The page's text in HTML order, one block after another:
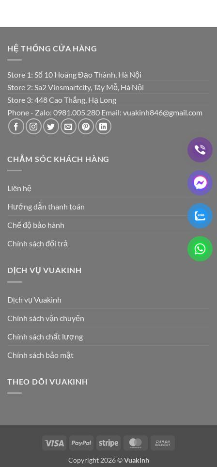
HỆ THỐNG CỬA HÀNG
Store 1: Số 10 Hoàng Đạo Thành, Hà Nội
Store 2: Sa2 Vinsmartcity, Tây Mỗ, Hà Nội
Store 3: 448 Cao Thắng, Hạ Long
Phone - Zalo: 0981.005.280 Email: vuakinh846@gmail.com
CHĂM SÓC KHÁCH HÀNG
Liên hệ
Hướng dẫn thanh toán
Chế độ bảo hành
Chính sách đổi trả
DỊCH VỤ VUAKINH
Dịch vụ Vuakinh
Chính sách vận chuyển
Chính sách chất lượng
Chính sách bảo mật
THEO DÕI VUAKINH
Visa PayPal Stripe MasterCard
Copyright 2026 ©Vuakinh